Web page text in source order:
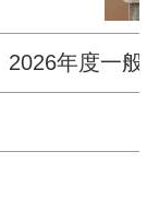
2026年度一般